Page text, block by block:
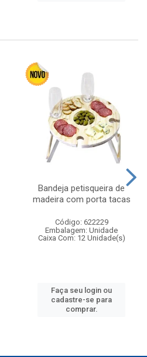
Bandeja petisqueira de
madeira com porta tacas
Código: 622229
Embalagem: Unidade
Caixa Com: 12 Unidade(s)
Faça seu login ou
cadastre-se para
comprar.